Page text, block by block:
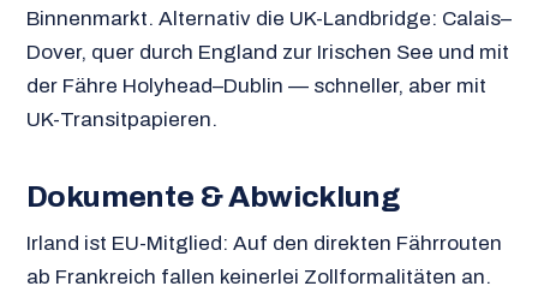
Binnenmarkt. Alternativ die UK-Landbridge: Calais–
Dover, quer durch England zur Irischen See und mit
der Fähre Holyhead–Dublin — schneller, aber mit
UK-Transitpapieren.
Dokumente & Abwicklung
Irland ist EU-Mitglied: Auf den direkten Fährrouten
ab Frankreich fallen keinerlei Zollformalitäten an.